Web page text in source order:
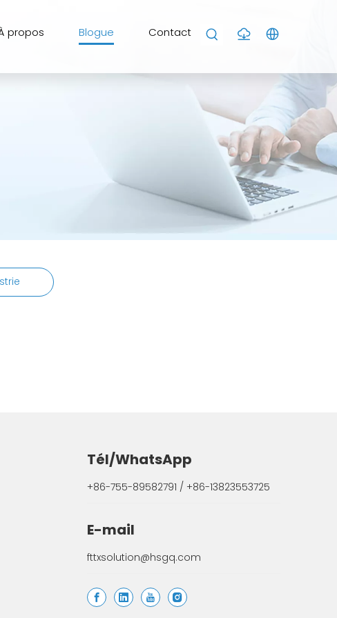
propos Blogue Contact
Tél/WhatsApp
+86-755-89582791 / +86-13823553725
E-mail
fttxsolution@hsgq.com